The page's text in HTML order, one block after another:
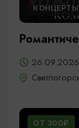
КОНЦЕРТЫ
ОТ 300₽